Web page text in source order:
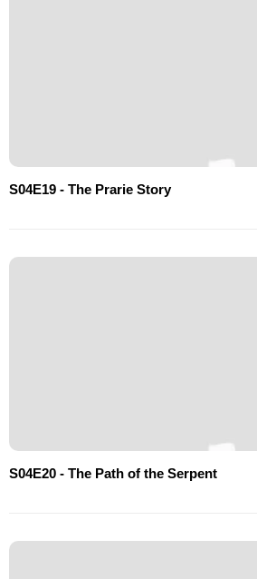
S04E19 - The Prarie Story
S04E20 - The Path of the Serpent